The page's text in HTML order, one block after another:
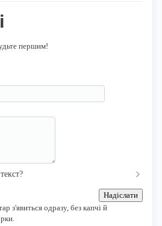
першим!
Надіслати
з'явиться одразу, без капчі й